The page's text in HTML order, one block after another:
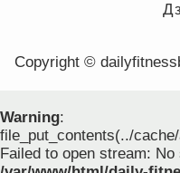
Copyright ©
Warning:
file_put_contents(../
Failed to open stream: